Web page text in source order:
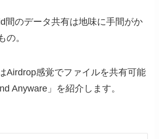
間のデータ共有は地味に手間がか
の。
Airdrop感覚でファイルを共有可能
Anyware」を紹介します。